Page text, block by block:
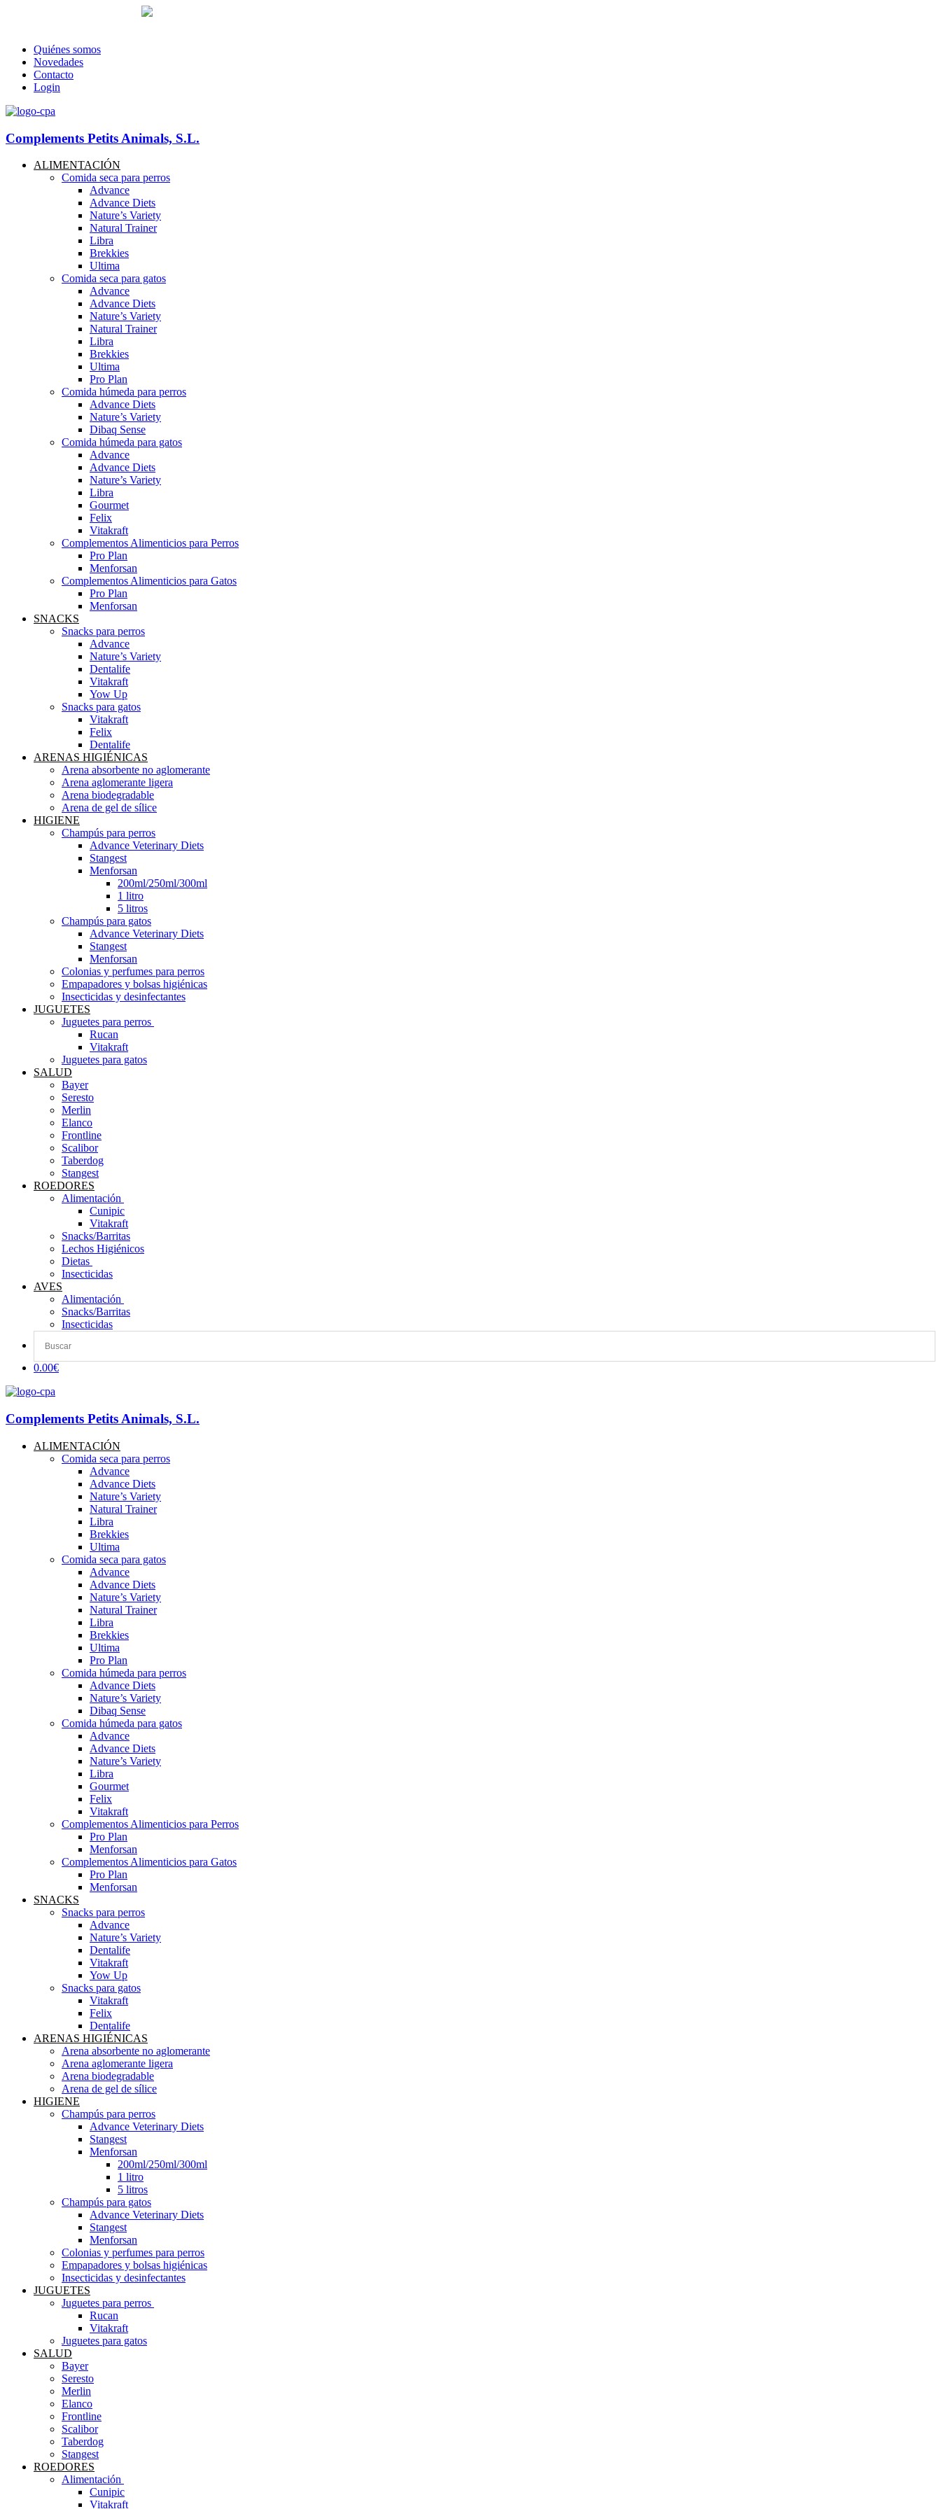
Quiénes somos
Novedades
Contacto
Login
Complements Petits Animals, S.L.
ALIMENTACIÓN
Comida seca para perros
Advance
Advance Diets
Nature’s Variety
Natural Trainer
Libra
Brekkies
Ultima
Comida seca para gatos
Advance
Advance Diets
Nature’s Variety
Natural Trainer
Libra
Brekkies
Ultima
Pro Plan
Comida húmeda para perros
Advance Diets
Nature’s Variety
Dibaq Sense
Comida húmeda para gatos
Advance
Advance Diets
Nature’s Variety
Libra
Gourmet
Felix
Vitakraft
Complementos Alimenticios para Perros
Pro Plan
Menforsan
Complementos Alimenticios para Gatos
Pro Plan
Menforsan
SNACKS
Snacks para perros
Advance
Nature’s Variety
Dentalife
Vitakraft
Yow Up
Snacks para gatos
Vitakraft
Felix
Dentalife
ARENAS HIGIÉNICAS
Arena absorbente no aglomerante
Arena aglomerante ligera
Arena biodegradable
Arena de gel de sílice
HIGIENE
Champús para perros
Advance Veterinary Diets
Stangest
Menforsan
200ml/250ml/300ml
1 litro
5 litros
Champús para gatos
Advance Veterinary Diets
Stangest
Menforsan
Colonias y perfumes para perros
Empapadores y bolsas higiénicas
Insecticidas y desinfectantes
JUGUETES
Juguetes para perros ​
Rucan
Vitakraft
Juguetes para gatos
SALUD
Bayer
Seresto
Merlin
Elanco
Frontline
Scalibor
Taberdog
Stangest
ROEDORES
Alimentación ​
Cunipic
Vitakraft
Snacks/Barritas
Lechos Higiénicos
Dietas ​
Insecticidas
AVES
Alimentación
Snacks/Barritas
Insecticidas
0.00€
Complements Petits Animals, S.L.
ALIMENTACIÓN
Comida seca para perros
Advance
Advance Diets
Nature’s Variety
Natural Trainer
Libra
Brekkies
Ultima
Comida seca para gatos
Advance
Advance Diets
Nature’s Variety
Natural Trainer
Libra
Brekkies
Ultima
Pro Plan
Comida húmeda para perros
Advance Diets
Nature’s Variety
Dibaq Sense
Comida húmeda para gatos
Advance
Advance Diets
Nature’s Variety
Libra
Gourmet
Felix
Vitakraft
Complementos Alimenticios para Perros
Pro Plan
Menforsan
Complementos Alimenticios para Gatos
Pro Plan
Menforsan
SNACKS
Snacks para perros
Advance
Nature’s Variety
Dentalife
Vitakraft
Yow Up
Snacks para gatos
Vitakraft
Felix
Dentalife
ARENAS HIGIÉNICAS
Arena absorbente no aglomerante
Arena aglomerante ligera
Arena biodegradable
Arena de gel de sílice
HIGIENE
Champús para perros
Advance Veterinary Diets
Stangest
Menforsan
200ml/250ml/300ml
1 litro
5 litros
Champús para gatos
Advance Veterinary Diets
Stangest
Menforsan
Colonias y perfumes para perros
Empapadores y bolsas higiénicas
Insecticidas y desinfectantes
JUGUETES
Juguetes para perros ​
Rucan
Vitakraft
Juguetes para gatos
SALUD
Bayer
Seresto
Merlin
Elanco
Frontline
Scalibor
Taberdog
Stangest
ROEDORES
Alimentación ​
Cunipic
Vitakraft